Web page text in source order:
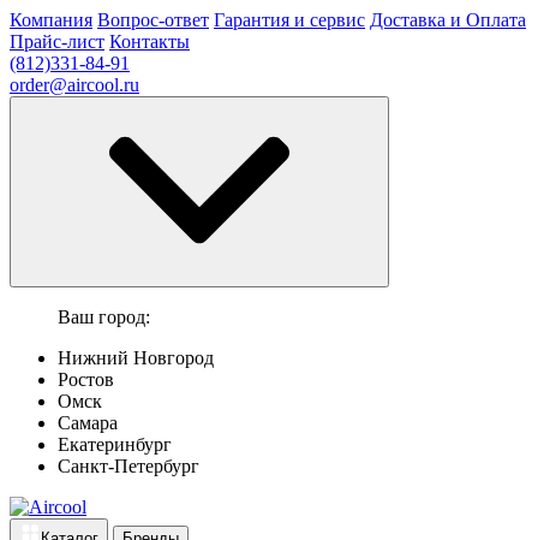
Компания Вопрос-ответ Гарантия и сервис Доставка и Оплата
Прайс-лист Контакты
(812)331-84-91
order@aircool.ru
Ваш город:
Нижний Новгород
Ростов
Омск
Самара
Екатеринбург
Санкт-Петербург